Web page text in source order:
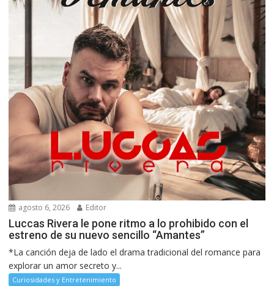
agosto 6, 2026 Editor
Luccas Rivera le pone ritmo a lo prohibido con el
estreno de su nuevo sencillo “Amantes”
*La canción deja de lado el drama tradicional del romance para
explorar un amor secreto y...
Curiosidades y Entretenimiento